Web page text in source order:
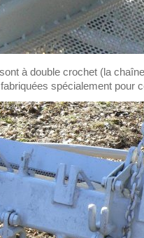
à double crochet (la
spécialement pour